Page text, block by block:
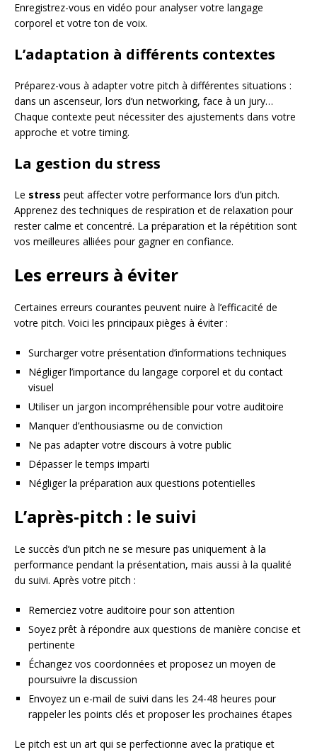
Enregistrez-vous en vidéo pour analyser votre langage
corporel et votre ton de voix.
L’adaptation à différents contextes
Préparez-vous à adapter votre pitch à différentes situations :
dans un ascenseur, lors d’un networking, face à un jury…
Chaque contexte peut nécessiter des ajustements dans votre
approche et votre timing.
La gestion du stress
Le stress peut affecter votre performance lors d’un pitch.
Apprenez des techniques de respiration et de relaxation pour
rester calme et concentré. La préparation et la répétition sont
vos meilleures alliées pour gagner en confiance.
Les erreurs à éviter
Certaines erreurs courantes peuvent nuire à l’efficacité de
votre pitch. Voici les principaux pièges à éviter :
Surcharger votre présentation d’informations techniques
Négliger l’importance du langage corporel et du contact
visuel
Utiliser un jargon incompréhensible pour votre auditoire
Manquer d’enthousiasme ou de conviction
Ne pas adapter votre discours à votre public
Dépasser le temps imparti
Négliger la préparation aux questions potentielles
L’après-pitch : le suivi
Le succès d’un pitch ne se mesure pas uniquement à la
performance pendant la présentation, mais aussi à la qualité
du suivi. Après votre pitch :
Remerciez votre auditoire pour son attention
Soyez prêt à répondre aux questions de manière concise et
pertinente
Échangez vos coordonnées et proposez un moyen de
poursuivre la discussion
Envoyez un e-mail de suivi dans les 24-48 heures pour
rappeler les points clés et proposer les prochaines étapes
Le pitch est un art qui se perfectionne avec la pratique et